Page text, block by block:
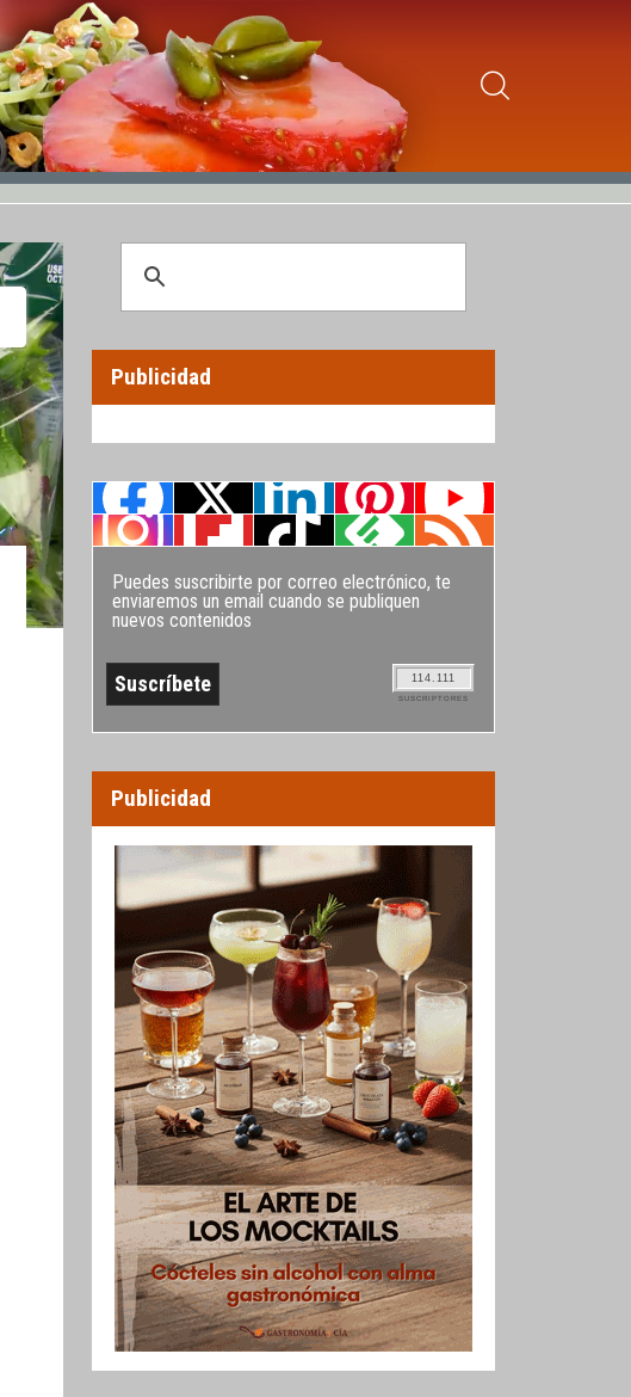
Publicidad
Puedes suscribirte por correo electrónico, te
enviaremos un email cuando se publiquen
nuevos contenidos
114.111
SUSCRIPTORES
Publicidad